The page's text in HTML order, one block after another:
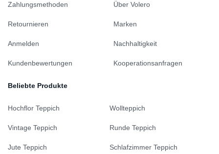
Zahlungsmethoden
Retournieren
Anmelden
Kundenbewertungen
Über Volero
Marken
Nachhaltigkeit
Kooperationsanfragen
Beliebte Produkte
Hochflor Teppich Wollteppich
Vintage Teppich Runde Teppich
Jute Teppich Schlafzimmer Teppich